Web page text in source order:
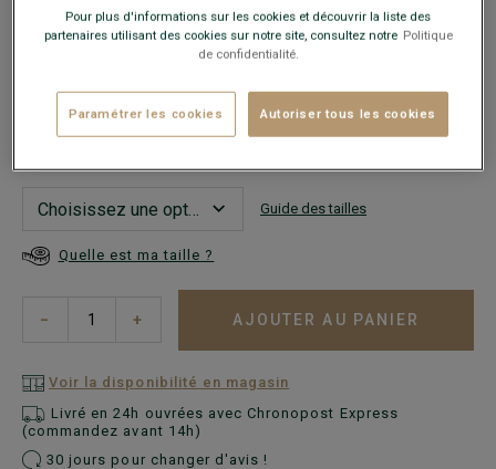
Ce modèle taille petit, choisir la taille au-dessus de votre
Guide des tailles
Quelle est ma taille ?
− + AJOUTER AU PANIER
Voir la disponibilité en magasin
Livré en 24h ouvrées avec Chronopost Express
(commandez avant 14h)
30 jours pour changer d'avis !
Pour plus d'informations sur les cookies et découvrir la liste des
partenaires utilisant des cookies sur notre site, consultez notre Politique
de confidentialité.
Paramétrer les cookies Autoriser tous les cookies